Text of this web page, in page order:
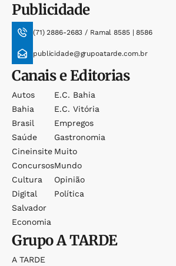
Publicidade
(71) 2886-2683 / Ramal 8585 | 8586
publicidade@grupoatarde.com.br
Canais e Editorias
Autos
Bahia
Brasil
Saúde
Cineinsite
Concursos
Cultura
Digital
Salvador
Economia
E.c. Bahia
E.c. Vitória
Empregos
Gastronomia
Muito
Mundo
Opinião
Política
GrupoA TARDE
A TARDE